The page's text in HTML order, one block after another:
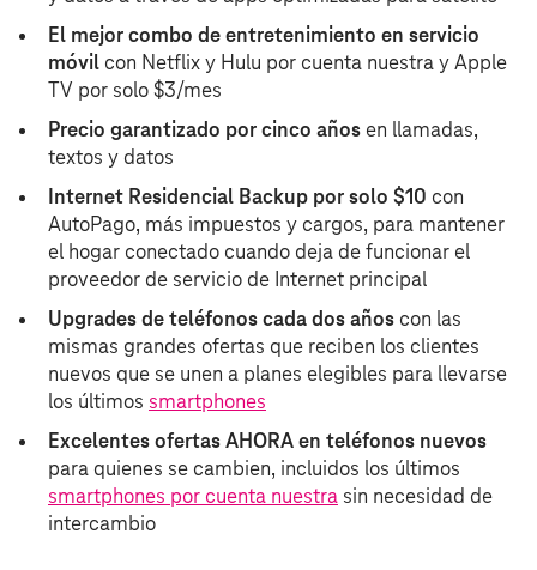
El mejor combo de entretenimiento en servicio
móvil con Netflix y Hulu por cuenta nuestra y Apple
TV por solo $3/mes
Precio garantizado por cinco años en llamadas,
textos y datos
Internet Residencial Backup por solo $10 con
AutoPago, más impuestos y cargos, para mantener
el hogar conectado cuando deja de funcionar el
proveedor de servicio de Internet principal
Upgrades de teléfonos cada dos años con las
mismas grandes ofertas que reciben los clientes
nuevos que se unen a planes elegibles para llevarse
los últimos smartphones
Excelentes ofertas AHORA en teléfonos nuevos
para quienes se cambien, incluidos los últimos
smartphones por cuenta nuestra sin necesidad de
intercambio